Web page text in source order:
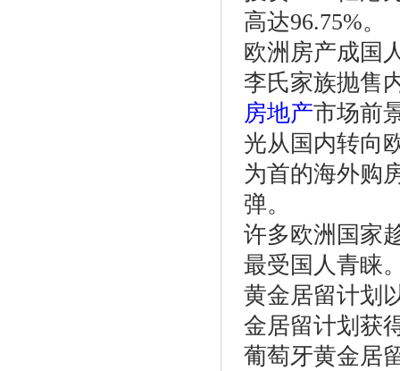
高达96.75%。
欧洲房产成国
李氏家族抛售
房地产市场前
光从国内转向
为首的海外购
弹。
许多欧洲国家
最受国人青睐
黄金居留计划
金居留计划获
葡萄牙黄金居